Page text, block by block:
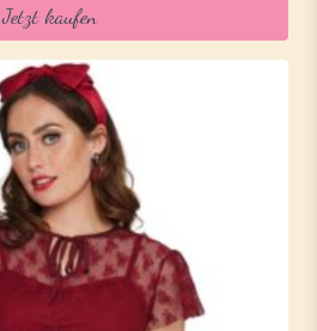
Jetzt kaufen